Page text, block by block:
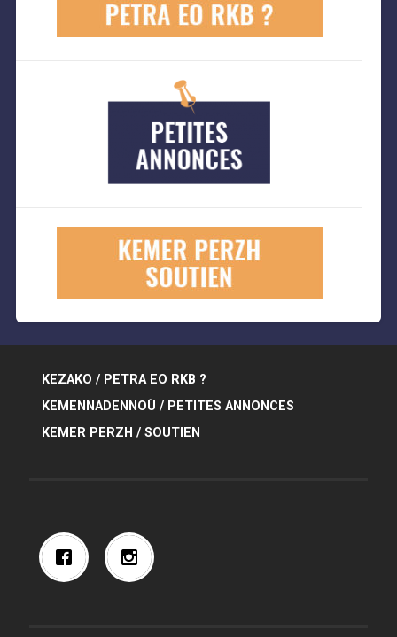
KEZAKO / PETRA EO RKB ?
KEMENNADENNOÙ / PETITES ANNONCES
KEMER PERZH / SOUTIEN